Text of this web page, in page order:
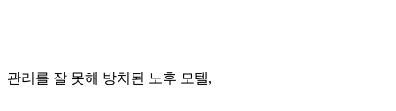
관리를 잘 못해 방치된 노후 모텔,